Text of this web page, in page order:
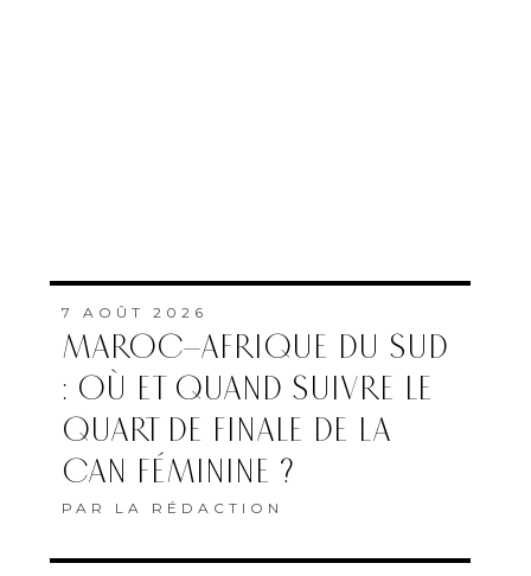
7 AOÛT 2026
MAROC–AFRIQUE DU SUD
: OÙ ET QUAND SUIVRE LE
QUART DE FINALE DE LA
CAN FÉMININE ?
PAR LA RÉDACTION